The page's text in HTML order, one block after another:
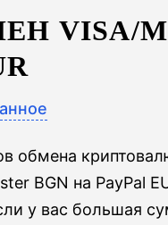
VISA/
обмена
BGN на PayPal
у вас большая